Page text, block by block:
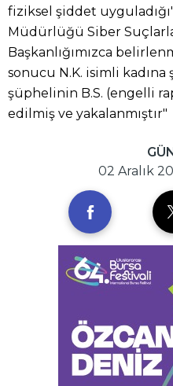
fiziksel şiddet
Müdürlüğü Siber
Başkanlığımızca
sonucu N.K. isimli
şüphelinin B.S. (engelli
edilmiş ve yakalanmıştır"
02 Aralık